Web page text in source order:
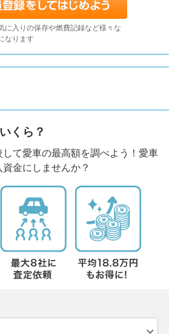
に入りの保存や燃費記録など様々な
なります
くら？
て愛車の最高額を調べよう！愛車
金にしませんか？